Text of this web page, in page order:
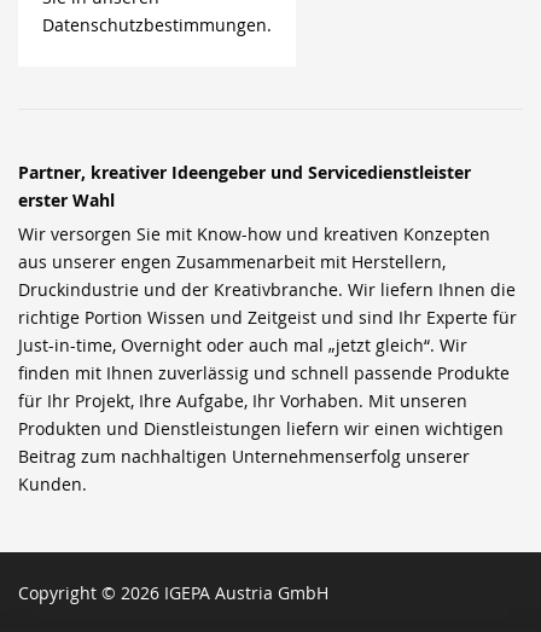
Datenschutzbestimmungen.
Partner, kreativer Ideengeber und Servicedienstleister
erster Wahl
Wir versorgen Sie mit Know-how und kreativen Konzepten
aus unserer engen Zusammenarbeit mit Herstellern,
Druckindustrie und der Kreativbranche. Wir liefern Ihnen die
richtige Portion Wissen und Zeitgeist und sind Ihr Experte für
Just-in-time, Overnight oder auch mal „jetzt gleich“. Wir
finden mit Ihnen zuverlässig und schnell passende Produkte
für Ihr Projekt, Ihre Aufgabe, Ihr Vorhaben. Mit unseren
Produkten und Dienstleistungen liefern wir einen wichtigen
Beitrag zum nachhaltigen Unternehmenserfolg unserer
Kunden.
Copyright © 2026 IGEPA Austria GmbH